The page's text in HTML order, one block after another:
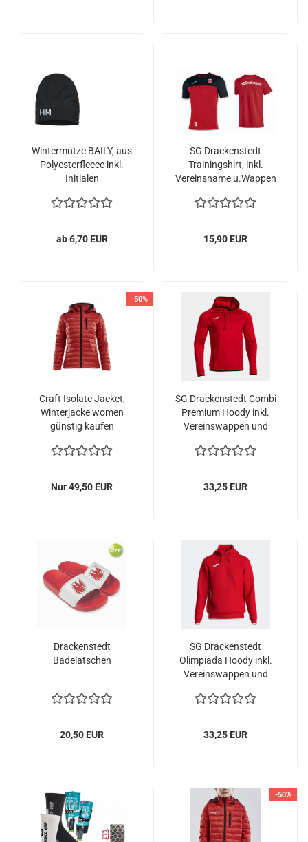
Wintermütze BAILY, aus
Polyesterfleece inkl.
Initialen
ab 6,70 EUR
SG Drackenstedt
Trainingshirt, inkl.
Vereinsname u.Wappen
15,90 EUR
-50%
Craft Isolate Jacket,
Winterjacke women
günstig kaufen
Nur 49,50 EUR
SG Drackenstedt Combi
Premium Hoody inkl.
Vereinswappen und
33,25 EUR
Drackenstedt
Badelatschen
20,50 EUR
SG Drackenstedt
Olimpiada Hoody inkl.
Vereinswappen und
33,25 EUR
-50%